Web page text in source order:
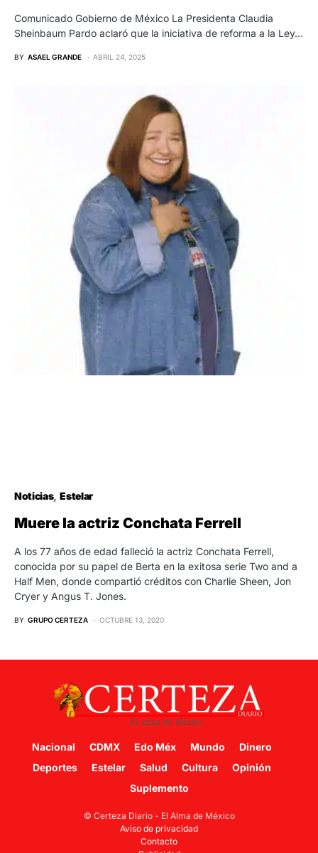
Comunicado Gobierno de México La Presidenta Claudia
Sheinbaum Pardo aclaró que la iniciativa de reforma a la Ley…
BY ASAEL GRANDE ABRIL 24, 2025
Noticias Estelar
Muere la actriz Conchata Ferrell
A los 77 años de edad falleció la actriz Conchata Ferrell,
conocida por su papel de Berta en la exitosa serie Two and a
Half Men, donde compartió créditos con Charlie Sheen, Jon
Cryer y Angus T. Jones.
BY GRUPO CERTEZA OCTUBRE 13, 2020
Nacional CDMX Edo Méx Mundo
Dinero
Deportes
Estelar Salud Cultura
Opinión
Suplemento
© Certeza Diario - El Alma de México
Aviso de privacidad
Contacto